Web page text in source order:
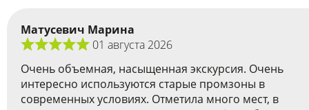
Матусевич Марина
01 августа 2026
Очень объемная, насыщенная экскурсия. Очень
интересно используются старые промзоны в
современных условиях. Отметила много мест, в